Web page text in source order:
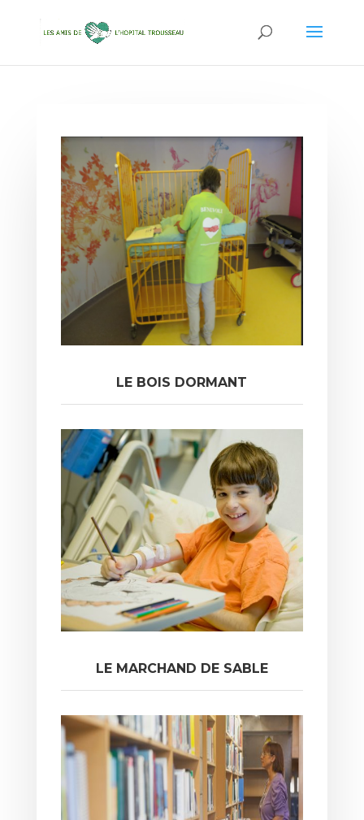
LE BOIS DORMANT
LE MARCHAND DE SABLE